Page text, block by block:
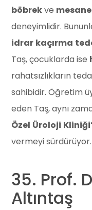
böbrekve mesane
deneyimlidir.
idrar kaçırma
Taş, çocuklarda ise
rahatsızlıkların
sahibidir. Öğretim
eden Taş, aynı
Özel Üroloji
vermeyi sürdürüyor.
35. Prof.
Altıntaş